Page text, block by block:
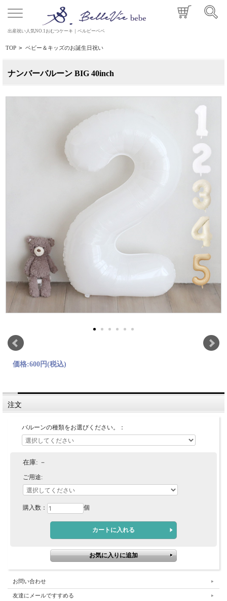
出産祝い人気NO.1おむつケーキ｜ベルビーベベ
TOP > ベビー＆キッズのお誕生日祝い
ナンバーバルーン BIG 40inch
価格:600円(税込)
注文
バルーンの種類をお選びください。：
在庫: －
ご用途:
購入数： 個
お問い合わせ
友達にメールですすめる